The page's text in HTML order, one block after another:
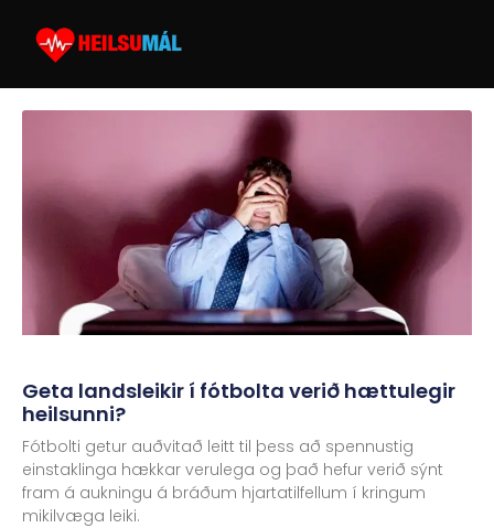
Geta landsleikir í fótbolta verið hættulegir
heilsunni?
Fótbolti getur auðvitað leitt til þess að spennustig
einstaklinga hækkar verulega og það hefur verið sýnt
fram á aukningu á bráðum hjartatilfellum í kringum
mikilvæga leiki.